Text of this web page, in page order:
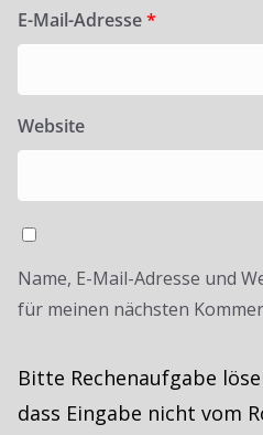
E-Mail-Adresse*
Website
Name, E-Mail-Adresse und
für meinen nächsten
Bitte Rechenaufgabe
dass Eingabe nicht vom